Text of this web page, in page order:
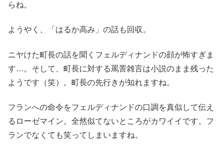
らね。
ようやく、「はるか高み」の話も回収。
ニヤけた町長の話を聞くフェルディナンドの顔が怖すぎま
す…。そして、町長に対する罵詈雑言は小説のまま残った
ようです（笑）。町長の先行きが知れますね。
フランへの命令をフェルディナンドの口調を真似して伝え
るローゼマイン。全然似てないところがカワイイです。フ
ランでなくても笑ってしまいますね。